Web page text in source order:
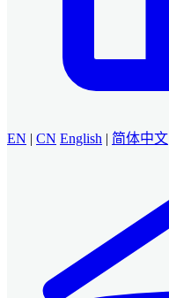
EN | CN English | 简体中文